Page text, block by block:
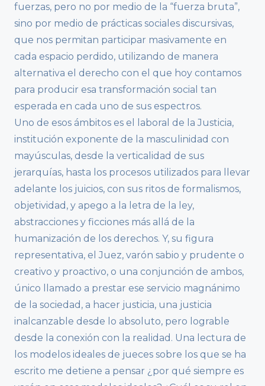
fuerzas, pero no por medio de la “fuerza bruta”,
sino por medio de prácticas sociales discursivas,
que nos permitan participar masivamente en
cada espacio perdido, utilizando de manera
alternativa el derecho con el que hoy contamos
para producir esa transformación social tan
esperada en cada uno de sus espectros.
Uno de esos ámbitos es el laboral de la Justicia,
institución exponente de la masculinidad con
mayúsculas, desde la verticalidad de sus
jerarquías, hasta los procesos utilizados para llevar
adelante los juicios, con sus ritos de formalismos,
objetividad, y apego a la letra de la ley,
abstracciones y ficciones más allá de la
humanización de los derechos. Y, su figura
representativa, el Juez, varón sabio y prudente o
creativo y proactivo, o una conjunción de ambos,
único llamado a prestar ese servicio magnánimo
de la sociedad, a hacer justicia, una justicia
inalcanzable desde lo absoluto, pero lograble
desde la conexión con la realidad. Una lectura de
los modelos ideales de jueces sobre los que se ha
escrito me detiene a pensar ¿por qué siempre es